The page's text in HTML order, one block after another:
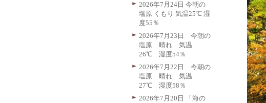
2026年7月24日 今朝の
塩原 くもり 気温25℃ 湿
度55％
2026年7月23日 今朝の
塩原 晴れ 気温
26℃ 湿度54％
2026年7月22日 今朝の
塩原 晴れ 気温
27℃ 湿度58％
2026年7月20日 「海の